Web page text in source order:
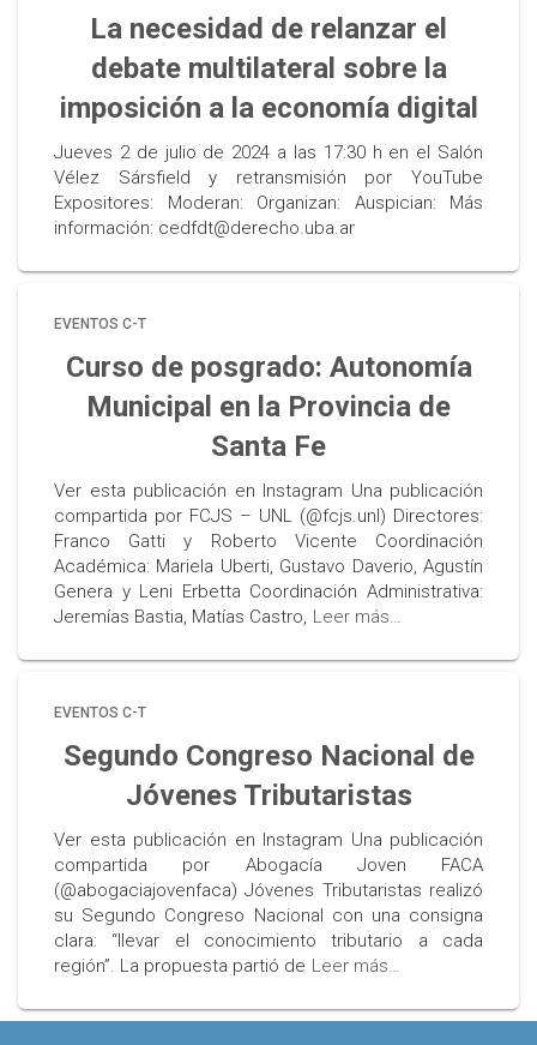
La necesidad de relanzar el
debate multilateral sobre la
imposición a la economía digital
Jueves 2 de julio de 2024 a las 17:30 h en el Salón
Vélez Sársfield y retransmisión por YouTube
Expositores: Moderan: Organizan: Auspician: Más
información: cedfdt@derecho.uba.ar
EVENTOS C-T
Curso de posgrado: Autonomía
Municipal en la Provincia de
Santa Fe
Ver esta publicación en Instagram Una publicación
compartida por FCJS – UNL (@fcjs.unl) Directores:
Franco Gatti y Roberto Vicente Coordinación
Académica: Mariela Uberti, Gustavo Daverio, Agustín
Genera y Leni Erbetta Coordinación Administrativa:
Jeremías Bastia, Matías Castro, Leer más…
EVENTOS C-T
Segundo Congreso Nacional de
Jóvenes Tributaristas
Ver esta publicación en Instagram Una publicación
compartida por Abogacía Joven FACA
(@abogaciajovenfaca) Jóvenes Tributaristas realizó
su Segundo Congreso Nacional con una consigna
clara: “llevar el conocimiento tributario a cada
región”. La propuesta partió de Leer más…